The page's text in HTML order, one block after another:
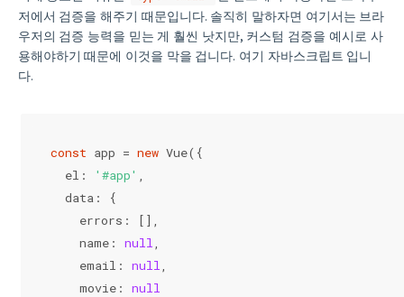
저에서 검증을 해주기 때문입니다. 솔직히 말하자면 여기서는 브라
우저의 검증 능력을 믿는 게 훨씬 낫지만, 커스텀 검증을 예시로 사
용해야하기 때문에 이것을 막을 겁니다. 여기 자바스크립트 입니
다.
const app = new Vue({
  el:
'#app' ,
  data: {
    errors: [],
    name:
null,
    email:
null,
    movie:
null